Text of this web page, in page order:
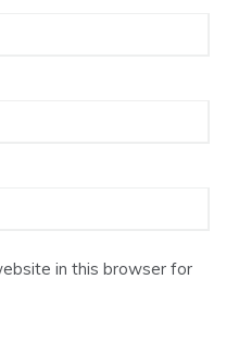
in this browser for